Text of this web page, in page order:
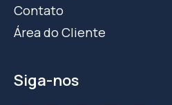
Contato
Área do Cliente
Siga-nos